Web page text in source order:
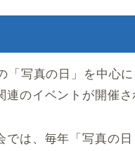
「写真の日」を中心
連のイベントが開催さ
では、毎年「写真の日